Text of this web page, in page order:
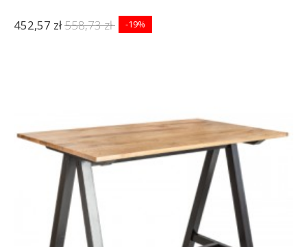
452,57 zł558,73 zł -19%